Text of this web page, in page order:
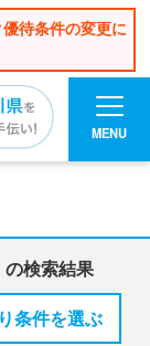
待条件の変更に
MENU
の検索結果
条件を選ぶ